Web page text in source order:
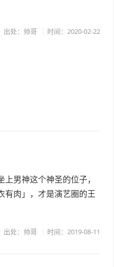
出处：帅哥 时间：2020-02-22
男神这个神圣的位子，
有肉」，才是演艺圈的王
出处：帅哥 时间：2019-08-11